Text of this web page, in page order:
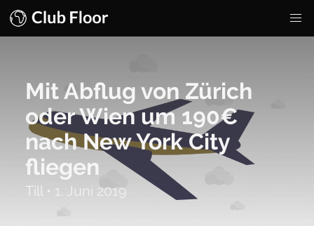
Mit Abflug von Zürich
oder Wien um 190€
nach New York City
fliegen
Till • 1. Juni 2019